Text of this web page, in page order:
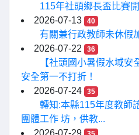
115年社頭鄉長盃比賽開
2026-07-13
40
有關兼行政教師未休假
2026-07-22
36
【社頭國小暑假水域安
安全第一不打折！
2026-07-24
35
轉知:本縣115年度教師
團體工作 坊，供教...
2026-07-29